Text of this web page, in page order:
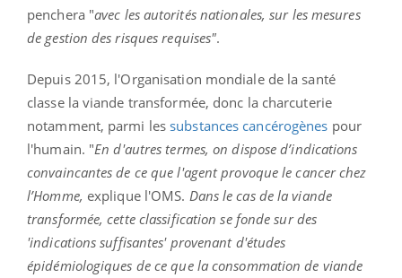
penchera "avec les autorités nationales, sur les mesures
de gestion des risques requises".
Depuis 2015, l'Organisation mondiale de la santé
classe la viande transformée, donc la charcuterie
notamment, parmi les substances cancérogènes pour
l'humain. "En d'autres termes, on dispose d’indications
convaincantes de ce que l'agent provoque le cancer chez
l’Homme, explique l'OMS. Dans le cas de la viande
transformée, cette classification se fonde sur des
'indications suffisantes' provenant d'études
épidémiologiques de ce que la consommation de viande